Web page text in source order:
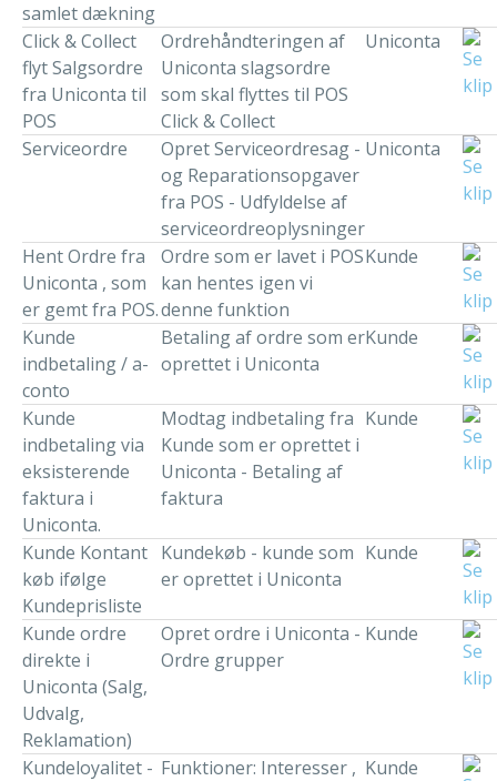
samlet dækning
Click & Collect
flyt Salgsordre
fra Uniconta til
POS
Ordrehåndteringen af
Uniconta slagsordre
som skal flyttes til POS
Click & Collect
Uniconta
Serviceordre
Opret Serviceordresag -
og Reparationsopgaver
fra POS - Udfyldelse af
serviceordreoplysninger
Uniconta
Hent Ordre fra
Uniconta , som
er gemt fra POS.
Ordre som er lavet i POS
kan hentes igen vi
denne funktion
Kunde
Kunde
indbetaling / a-
conto
Betaling af ordre som er
oprettet i Uniconta
Kunde
Kunde
indbetaling via
eksisterende
faktura i
Uniconta.
Modtag indbetaling fra
Kunde som er oprettet i
Uniconta - Betaling af
faktura
Kunde
Kunde Kontant
køb ifølge
Kundeprisliste
Kundekøb - kunde som
er oprettet i Uniconta
Kunde
Kunde ordre
direkte i
Uniconta (Salg,
Udvalg,
Reklamation)
Opret ordre i Uniconta -
Ordre grupper
Kunde
Kundeloyalitet - Funktioner: Interesser , Kunde